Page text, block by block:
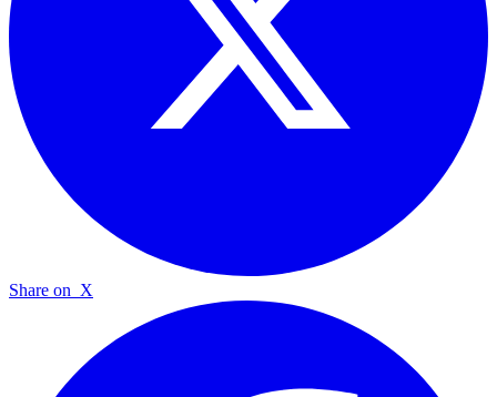
Share on X